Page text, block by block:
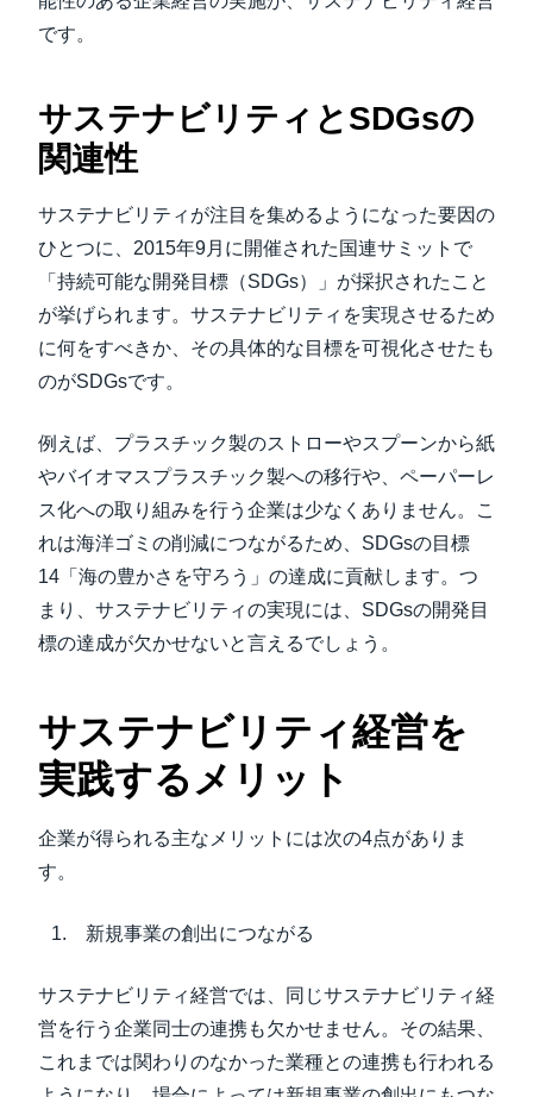
です。
サステナビリティとSDGsの
関連性
サステナビリティが注目を集めるようになった要因の
ひとつに、2015年9月に開催された国連サミットで
「持続可能な開発目標（SDGs）」が採択されたこと
が挙げられます。サステナビリティを実現させるため
に何をすべきか、その具体的な目標を可視化させたも
のがSDGsです。
例えば、プラスチック製のストローやスプーンから紙
やバイオマスプラスチック製への移行や、ペーパーレ
ス化への取り組みを行う企業は少なくありません。こ
れは海洋ゴミの削減につながるため、SDGsの目標
14「海の豊かさを守ろう」の達成に貢献します。つ
まり、サステナビリティの実現には、SDGsの開発目
標の達成が欠かせないと言えるでしょう。
サステナビリティ経営を
実践するメリット
企業が得られる主なメリットには次の4点がありま
す。
新規事業の創出につながる
サステナビリティ経営では、同じサステナビリティ経
営を行う企業同士の連携も欠かせません。その結果、
これまでは関わりのなかった業種との連携も行われる